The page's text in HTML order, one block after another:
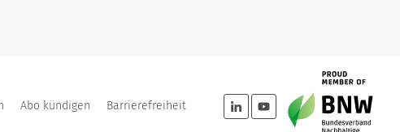
Abo kündigen Barrierefreiheit